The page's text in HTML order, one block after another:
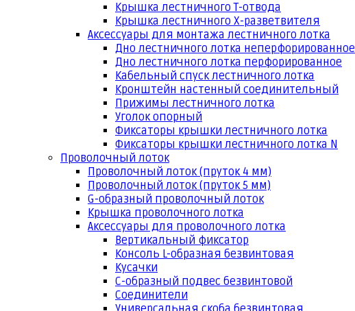
Крышка лестничного Т-отвода
Крышка лестничного Х-разветвителя
Аксессуары для монтажа лестничного лотка
Дно лестничного лотка неперфорированное
Дно лестничного лотка перфорированное
Кабельный спуск лестничного лотка
Кронштейн настенный соединительный
Прижимы лестничного лотка
Уголок опорный
Фиксаторы крышки лестничного лотка
Фиксаторы крышки лестничного лотка N
Проволочный лоток
Проволочный лоток (пруток 4 мм)
Проволочный лоток (пруток 5 мм)
G-образный проволочный лоток
Крышка проволочного лотка
Аксессуары для проволочного лотка
Вертикальный фиксатор
Консоль L-образная безвинтовая
Кусачки
С-образный подвес безвинтовой
Соединители